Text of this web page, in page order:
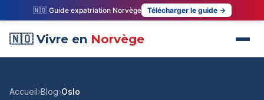
🇳🇴 Guide expatriation Norvège Télécharger le guide →
🇳🇴 Vivre en Norvège
Accueil›Blog›Oslo